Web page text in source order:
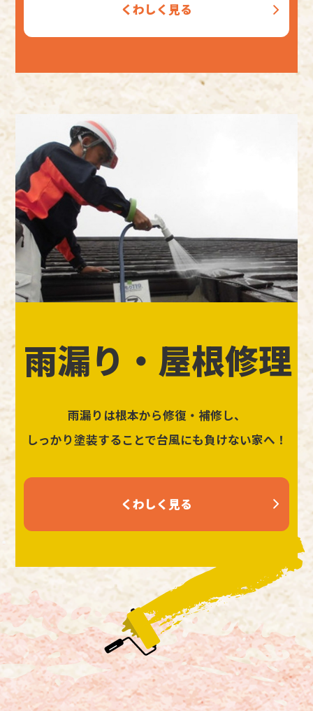
くわしく見る
雨漏り・屋根修理
雨漏りは根本から修復・補修し、
しっかり塗装することで台風にも負けない家へ！
くわしく見る